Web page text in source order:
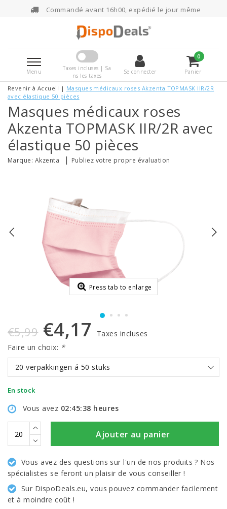
Commandé avant 16h00, expédié le jour même
Menu
Taxes incluses | Sa
ns les taxes
Se connecter
0
Panier
Revenir à Accueil | Masques médicaux roses Akzenta TOPMASK IIR/2R
avec élastique 50 pièces
Masques médicaux roses
Akzenta TOPMASK IIR/2R avec
élastique 50 pièces
Marque: Akzenta | Publiez votre propre évaluation
Press tab to enlarge
€5,99 €4,17
Taxes incluses
Faire un choix: *
20 verpakkingen á 50 stuks
En stock
Vous avez 02:45:38 heures
Ajouter au panier
Vous avez des questions sur l'un de nos produits ? Nos
spécialistes se feront un plaisir de vous conseiller !
Sur DispoDeals.eu, vous pouvez commander facilement
et à moindre coût !